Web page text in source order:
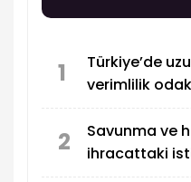
1
Türkiye’de
verimlilik
2
Savunma ve
ihracattaki